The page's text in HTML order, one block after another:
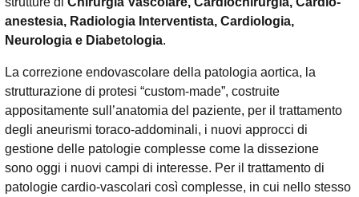
anestesia, Radiologia Interventista, Cardiologia,
Neurologia e Diabetologia.
La correzione endovascolare della patologia aortica, la
strutturazione di protesi “custom-made”, costruite
appositamente sull’anatomia del paziente, per il trattamento
degli aneurismi toraco-addominali, i nuovi approcci di
gestione delle patologie complesse come la dissezione
sono oggi i nuovi campi di interesse. Per il trattamento di
patologie cardio-vascolari così complesse, in cui nello stesso